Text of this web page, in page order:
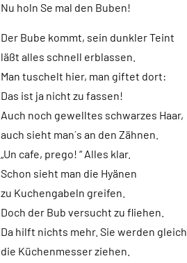
Nu holn Se mal den Buben!
Der Bube kommt, sein dunkler Teint
läßt alles schnell erblassen.
Man tuschelt hier, man giftet dort:
Das ist ja nicht zu fassen!
Auch noch gewelltes schwarzes Haar,
auch sieht man´s an den Zähnen.
„Un cafe, prego! “ Alles klar.
Schon sieht man die Hyänen
zu Kuchengabeln greifen.
Doch der Bub versucht zu fliehen.
Da hilft nichts mehr. Sie werden gleich
die Küchenmesser ziehen.